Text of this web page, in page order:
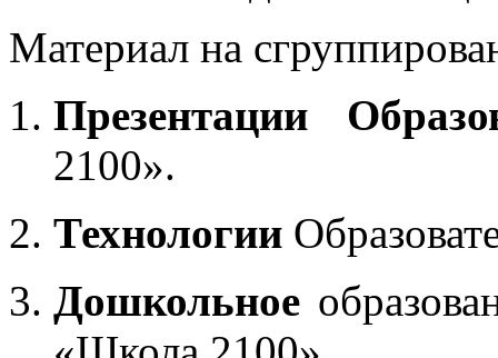
Материал на
Презентации
2100».
Технологии
Дошкольное